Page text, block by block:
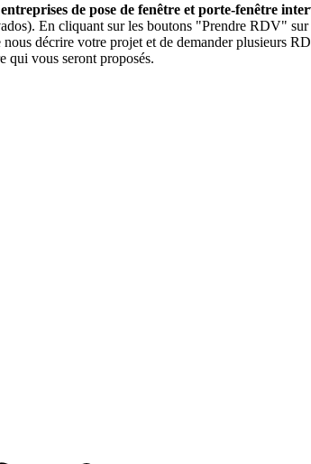
de pose de fenêtre et porte-fenêtre
En cliquant sur les boutons "Prendre RDV"
décrire votre projet et de demander plusieurs
qui vous seront proposés.